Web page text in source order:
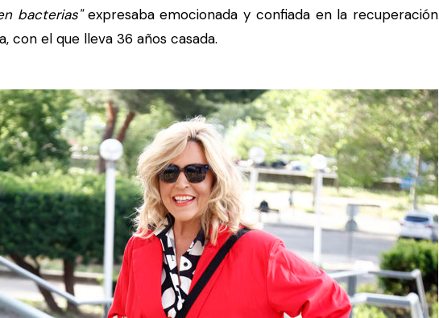
bacterias"expresaba emocionada y confiada en la recuperación
con el que lleva 36 años casada.